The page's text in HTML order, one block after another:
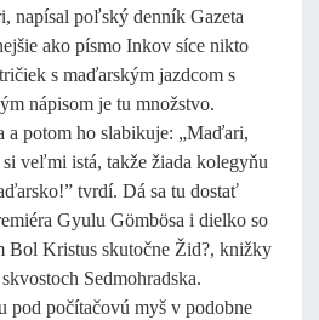
napísal poľský denník Gazeta
ako písmo Inkov síce nikto
s maďarským jazdcom s
nápisom je tu množstvo.
a potom ho slabikuje: „Maďari,
veľmi istá, takže žiada kolegyňu
tvrdí. Dá sa tu dostať
Gyulu Gömbösa i dielko so
Bol Kristus skutočne Žid?, knižky
Sedmohradska.
pod počítačovú myš v podobne